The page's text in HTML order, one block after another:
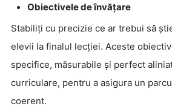
Obiectivele de învățare
Stabiliți cu precizie ce ar trebui să
elevii la finalul lecției. Aceste
specifice, măsurabile și perfect
curriculare, pentru a asigura un
coerent.